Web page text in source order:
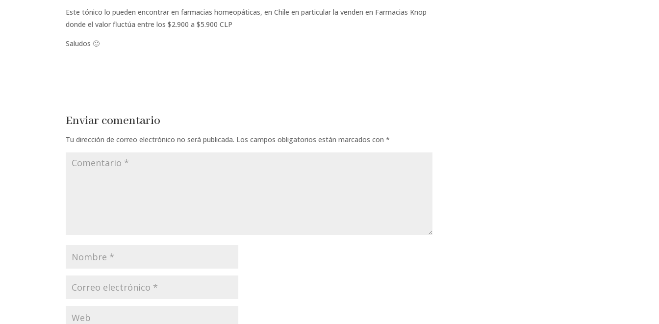
Este tónico lo pueden encontrar en farmacias homeopáticas, en Chile en particular la venden en Farmacias Knop
donde el valor fluctúa entre los $2.900 a $5.900 CLP
Saludos 🙂
Enviar comentario
Tu dirección de correo electrónico no será publicada. Los campos obligatorios están marcados con*